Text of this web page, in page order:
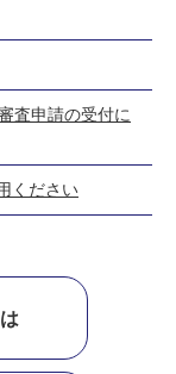
査申請の受付に
ください